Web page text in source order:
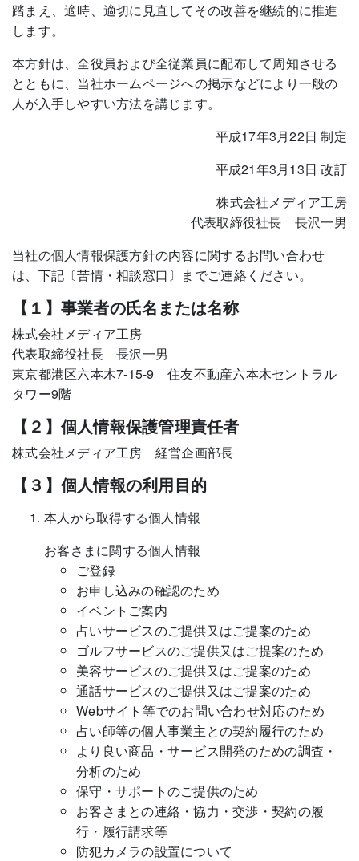
踏まえ、適時、適切に見直してその改善を継続的に推進
します。
本方針は、全役員および全従業員に配布して周知させる
とともに、当社ホームページへの掲示などにより一般の
人が入手しやすい方法を講じます。
平成17年3月22日 制定
平成21年3月13日 改訂
株式会社メディア工房
代表取締役社長 長沢一男
当社の個人情報保護方針の内容に関するお問い合わせ
は、下記〔苦情・相談窓口〕までご連絡ください。
【１】事業者の氏名または名称
株式会社メディア工房
代表取締役社長 長沢一男
東京都港区六本木7-15-9 住友不動産六本木セントラル
タワー9階
【２】個人情報保護管理責任者
株式会社メディア工房 経営企画部長
【３】個人情報の利用目的
本人から取得する個人情報
お客さまに関する個人情報
ご登録
お申し込みの確認のため
イベントご案内
占いサービスのご提供又はご提案のため
ゴルフサービスのご提供又はご提案のため
美容サービスのご提供又はご提案のため
通話サービスのご提供又はご提案のため
Webサイト等でのお問い合わせ対応のため
占い師等の個人事業主との契約履行のため
より良い商品・サービス開発のための調査・
分析のため
保守・サポートのご提供のため
お客さまとの連絡・協力・交渉・契約の履
行・履行請求等
防犯カメラの設置について